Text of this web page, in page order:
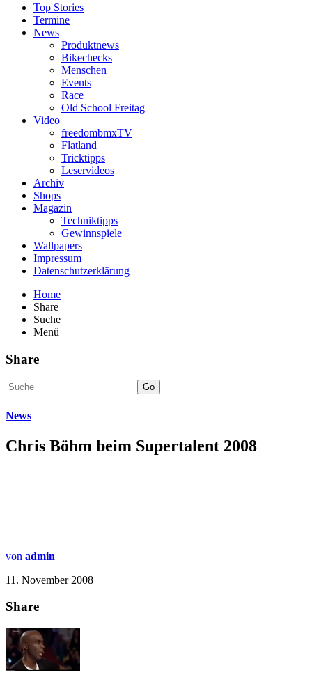
Top Stories
Termine
News
Produktnews
Bikechecks
Menschen
Events
Race
Old School Freitag
Video
freedombmxTV
Flatland
Tricktipps
Leservideos
Archiv
Shops
Magazin
Techniktipps
Gewinnspiele
Wallpapers
Impressum
Datenschutzerklärung
Home
Share
Suche
Menü
Share
Go
News
Chris Böhm beim Supertalent 2008
von admin
11. November 2008
Share